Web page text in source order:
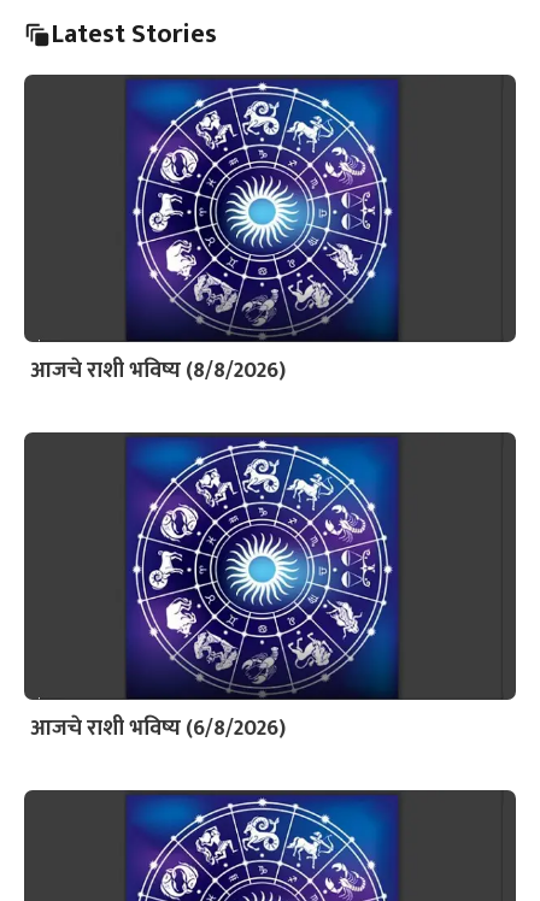
Latest Stories
आजचे राशी भविष्य (8/8/2026)
आजचे राशी भविष्य (6/8/2026)